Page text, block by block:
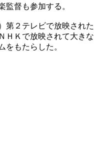
監督も参加する。
第２テレビで放映された
ＨＫで放映されて大きな
をもたらした。